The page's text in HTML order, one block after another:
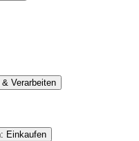
Verarbeiten
Einkaufen